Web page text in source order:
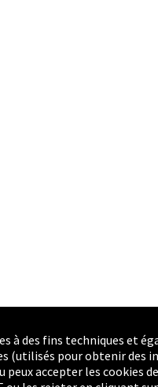
à des fins techniques et
(utilisés pour obtenir des
accepter les cookies